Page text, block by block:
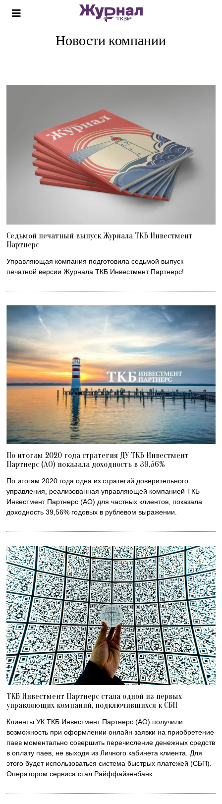
Новости компании
Седьмой печатный выпуск Журнала ТКБ Инвестмент
Партнерс
Управляющая компания подготовила седьмой выпуск
печатной версии Журнала ТКБ Инвестмент Партнерс!
По итогам 2020 года стратегия ДУ ТКБ Инвестмент
Партнерс (АО) показала доходность в 39,56%
По итогам 2020 года одна из стратегий доверительного
управления, реализованная управляющей компанией ТКБ
Инвестмент Партнерс (АО) для частных клиентов, показала
доходность 39,56% годовых в рублевом выражении.
ТКБ Инвестмент Партнерс стала одной из первых
управляющих компаний, подключившихся к СБП
Клиенты УК ТКБ Инвестмент Партнерс (АО) получили
возможность при оформлении онлайн заявки на приобретение
паев моментально совершить перечисление денежных средств
в оплату паев, не выходя из Личного кабинета клиента. Для
этого будет использоваться система быстрых платежей (СБП).
Оператором сервиса стал Райффайзенбанк.